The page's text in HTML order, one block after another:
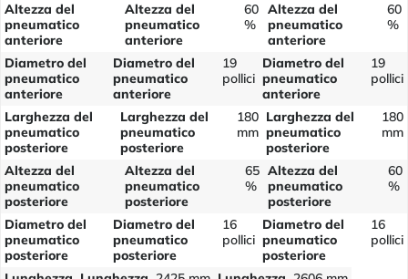
Altezza del
pneumatico
anteriore
Altezza del
pneumatico
anteriore
60
%
Altezza del
pneumatico
anteriore
60
%
Diametro del
pneumatico
anteriore
Diametro del
pneumatico
anteriore
19
pollici
Diametro del
pneumatico
anteriore
19
pollici
Larghezza del
pneumatico
posteriore
Larghezza del
pneumatico
posteriore
180
mm
Larghezza del
pneumatico
posteriore
180
mm
Altezza del
pneumatico
posteriore
Altezza del
pneumatico
posteriore
65
%
Altezza del
pneumatico
posteriore
60
%
Diametro del
pneumatico
posteriore
Diametro del
pneumatico
posteriore
16
pollici
Diametro del
pneumatico
posteriore
16
pollici